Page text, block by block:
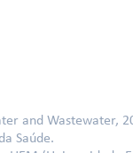
and Wastewater,
Saúde.